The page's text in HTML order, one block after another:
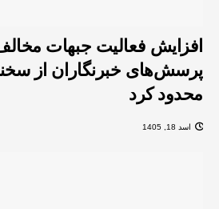
افزایش فعالیت‌ جبهات
پرسش‌های خبرنگاران از
محدود کرد
اسد 18, 1405